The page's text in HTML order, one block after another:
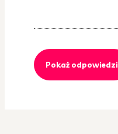
Pokaż odpowiedzi